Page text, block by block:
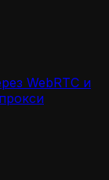
WebRTC и